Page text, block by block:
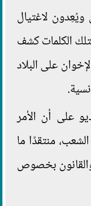
لاغتيال
الكلمات كشف
على البلاد
على أن الأمر
منتقدًا ما
والقانون بخصوص